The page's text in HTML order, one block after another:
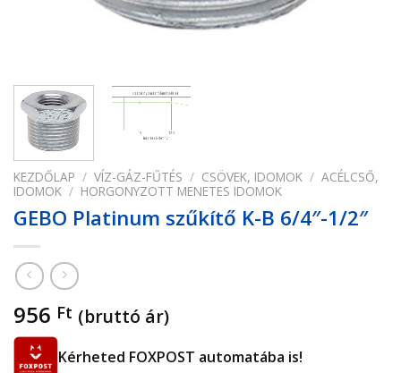
KEZDŐLAP / VÍZ-GÁZ-FŰTÉS / CSÖVEK, IDOMOK / ACÉLCSŐ,
IDOMOK / HORGONYZOTT MENETES IDOMOK
GEBO Platinum szűkítő K-B 6/4″-1/2″
956 Ft (bruttó ár)
Kérheted FOXPOST automatába is!